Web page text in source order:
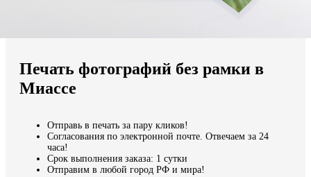
Мы доставляем по всему миру
Продолжить без города
Печать фотографий без рамки в
Миассе
Отправь в печать за пару кликов!
Согласования по электронной почте. Отвечаем за 24
часа!
Срок выполнения заказа: 1 сутки
Отправим в любой город РФ и мира!